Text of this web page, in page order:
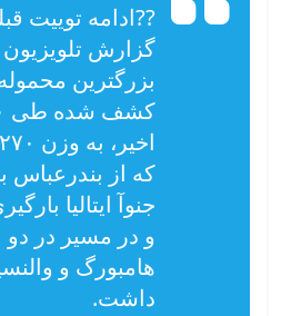
??ادامه توييت
گزارش تلويزيون
بزرگترين
كه از بندرعباس
جنوآ ايتاليا
و در مسير در دو
هامبورگ و
داشت.